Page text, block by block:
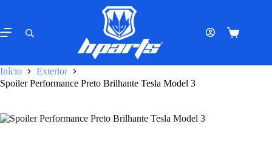
o
conteúdo
Carrinho
Início
Exterior
Spoiler Performance Preto Brilhante Tesla Model 3